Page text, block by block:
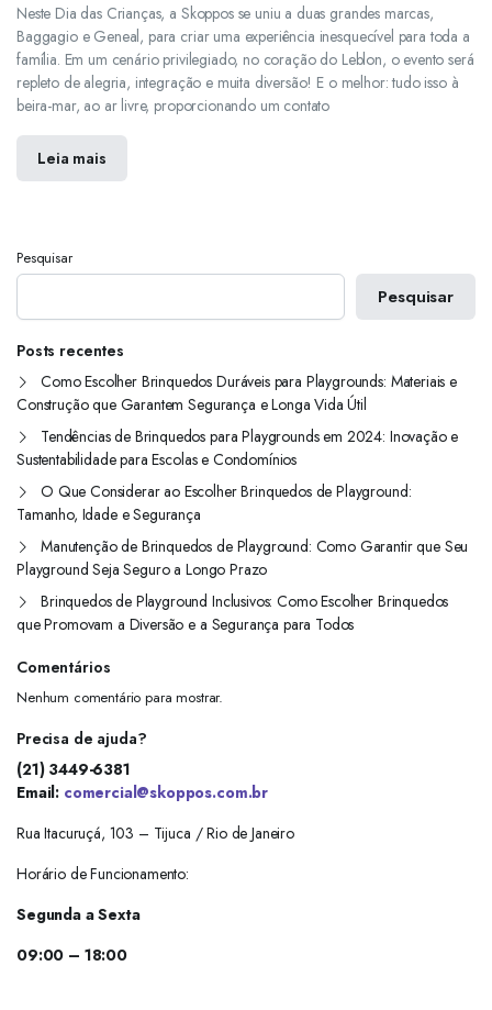
Neste Dia das Crianças, a Skoppos se uniu a duas grandes marcas,
Baggagio e Geneal, para criar uma experiência inesquecível para toda a
família. Em um cenário privilegiado, no coração do Leblon, o evento será
repleto de alegria, integração e muita diversão! E o melhor: tudo isso à
beira-mar, ao ar livre, proporcionando um contato
Leia mais
Pesquisar
Pesquisar
Posts recentes
Como Escolher Brinquedos Duráveis para Playgrounds: Materiais e
Construção que Garantem Segurança e Longa Vida Útil
Tendências de Brinquedos para Playgrounds em 2024: Inovação e
Sustentabilidade para Escolas e Condomínios
O Que Considerar ao Escolher Brinquedos de Playground:
Tamanho, Idade e Segurança
Manutenção de Brinquedos de Playground: Como Garantir que Seu
Playground Seja Seguro a Longo Prazo
Brinquedos de Playground Inclusivos: Como Escolher Brinquedos
que Promovam a Diversão e a Segurança para Todos
Comentários
Nenhum comentário para mostrar.
Precisa de ajuda?
(21) 3449-6381
Email: comercial@skoppos.com.br
Rua Itacuruçá, 103 – Tijuca / Rio de Janeiro
Horário de Funcionamento:
Segunda a Sexta
09:00 – 18:00